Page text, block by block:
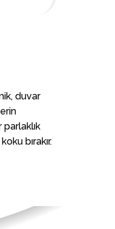
duvar
bırakır.